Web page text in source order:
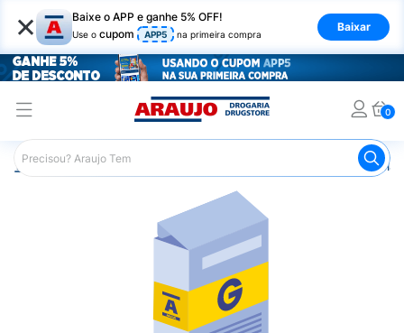
× Baixe o APP e ganhe 5% OFF!
Use o cupom APP5 na primeira compra
Baixar
0
Araujo Medicamentos